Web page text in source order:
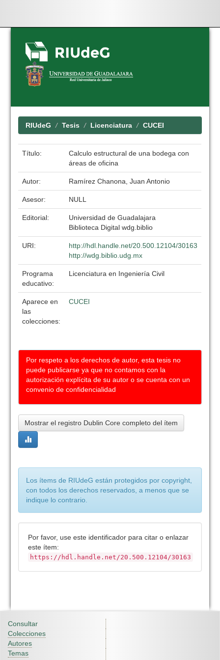
Skip
navigation
RIUdeG Tesis Licenciatura CUCEI
Título:
Calculo estructural de una bodega con
áreas de oficina
Autor: Ramírez Chanona, Juan Antonio
Asesor: NULL
Editorial:
Universidad de Guadalajara
Biblioteca Digital wdg.biblio
URI:
http://hdl.handle.net/20.500.12104/30163
http://wdg.biblio.udg.mx
Programa
educativo:
Licenciatura en Ingeniería Civil
Aparece en
las
colecciones:
CUCEI
Por respeto a los derechos de autor, esta tesis no
puede publicarse ya que no contamos con la
autorización explícita de su autor o se cuenta con un
convenio de confidencialidad
Mostrar el registro Dublin Core completo del ítem
Los ítems de RIUdeG están protegidos por copyright,
con todos los derechos reservados, a menos que se
indique lo contrario.
Por favor, use este identificador para citar o enlazar
este ítem:
https://hdl.handle.net/20.500.12104/30163
Consultar
Colecciones
Autores
Temas